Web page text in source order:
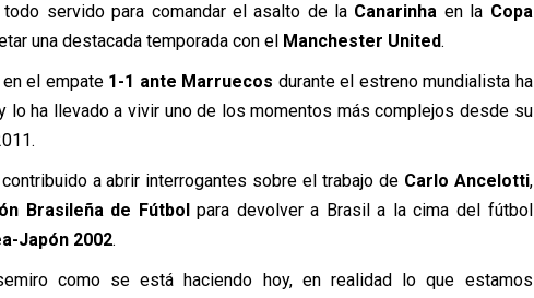
servido para comandar el asalto de la Canarinha en la Copa
una destacada temporada con el Manchester United.
el empate 1-1 ante Marruecos durante el estreno mundialista ha
lo ha llevado a vivir uno de los momentos más complejos desde su
a abrir interrogantes sobre el trabajo de Carlo Ancelotti,
Brasileña de Fútbolpara devolver a Brasil a la cima del fútbol
Japón 2002.
como se está haciendo hoy, en realidad lo que estamos